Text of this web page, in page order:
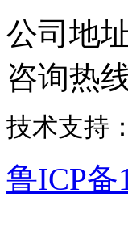
公司地
咨询热
技术支持：
鲁ICP备